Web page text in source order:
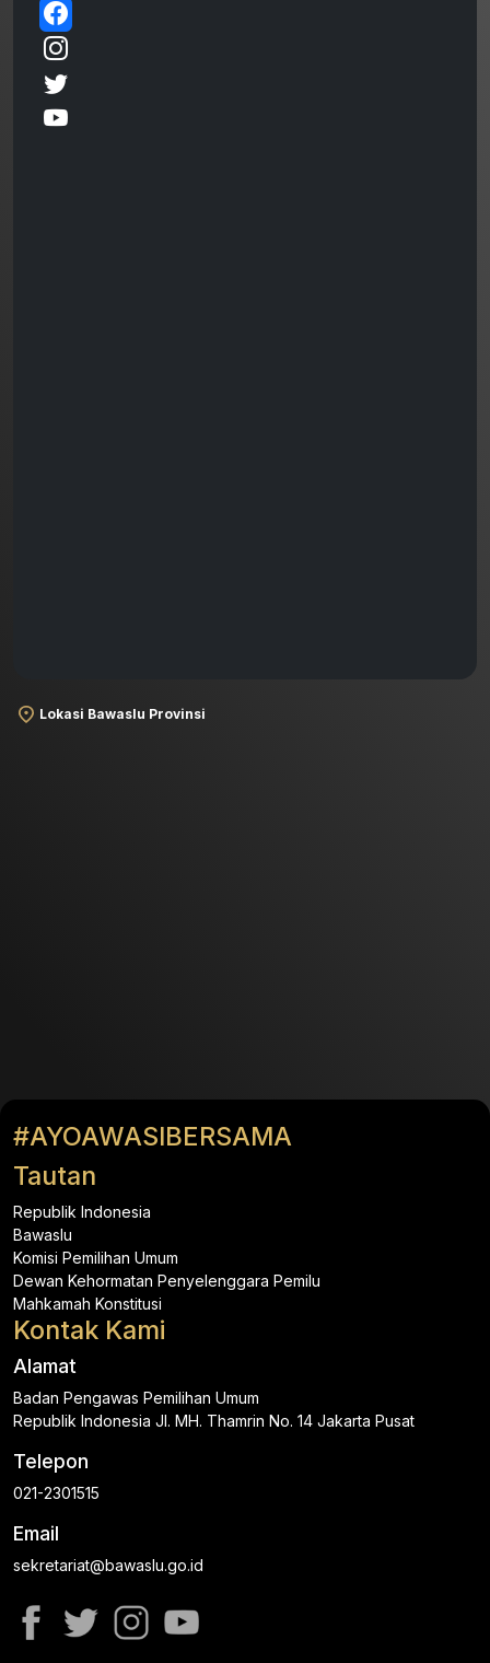
Lokasi Bawaslu Provinsi
#AYOAWASIBERSAMA
Tautan
Republik Indonesia
Bawaslu
Komisi Pemilihan Umum
Dewan Kehormatan Penyelenggara Pemilu
Mahkamah Konstitusi
Kontak Kami
Alamat
Badan Pengawas Pemilihan Umum
Republik Indonesia Jl. MH. Thamrin No. 14 Jakarta Pusat
Telepon
021-2301515
Email
sekretariat@bawaslu.go.id